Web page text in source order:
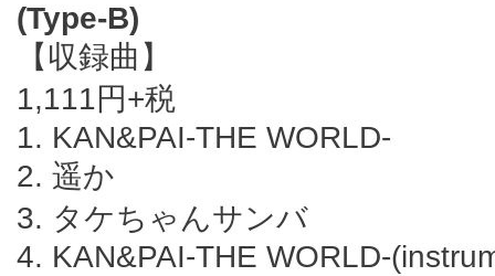
(Type-B)
【収録曲】
1,111円+税
1. KAN&PAI-THE WORLD-
2. 遥か
3. タケちゃんサンバ
4. KAN&PAI-THE WORLD-